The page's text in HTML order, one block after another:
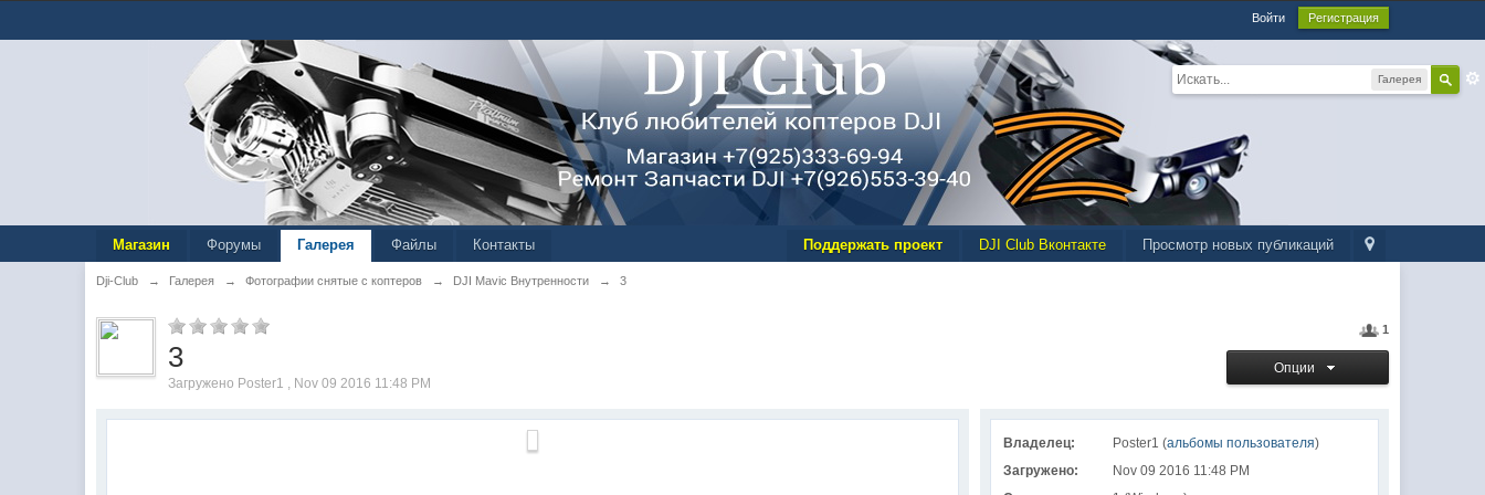
Войти Регистрация
Галерея
Просмотр новых публикаций
DJI Club Вконтакте
Поддержать проект
Магазин Форумы Галерея Файлы Контакты
Dji-Club → Галерея → Фотографии снятые с коптеров → DJI Mavic Внутренности → 3
1
Опции
3
Загружено Poster1 , Nov 09 2016 11:48 PM
Владелец: Poster1 (альбомы пользователя)
Загружено:
Nov 09 2016 11:48 PM